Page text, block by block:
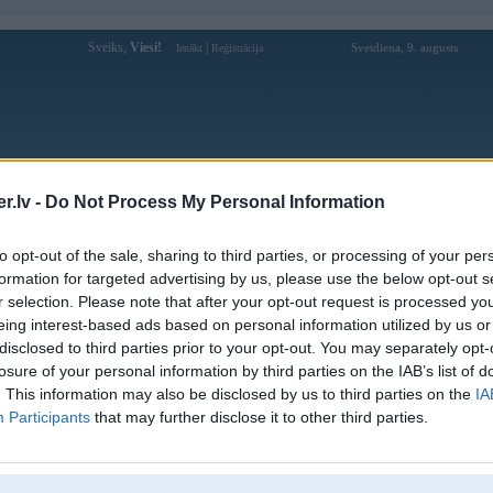
- Do Not Process My Personal Information
opt-out of the sale, sharing to third parties, or processing of your
for targeted advertising by us, please use the below opt-out
selection. Please note that after your opt-out request is processed
interest-based ads based on personal information utilized by us
to third parties prior to your opt-out. You may separately
of your personal information by third parties on the IAB’s list of
This information may also be disclosed by us to third parties on the
Participants that may further disclose it to other third parties.
Sveiks, Viesi! Ienākt Reģistrācija Svetdiena, 9. augusts
Forums Galerijas Reģistrācija Lietotāji
Lietotāja GTdesign profils
Pēdējo reizi manīts: 07. Feb 2019, 13:51
Lietotājvārds:
GTdesign
Ziņojumi forumā:
5
[Pēdējie ziņojumi forumā]